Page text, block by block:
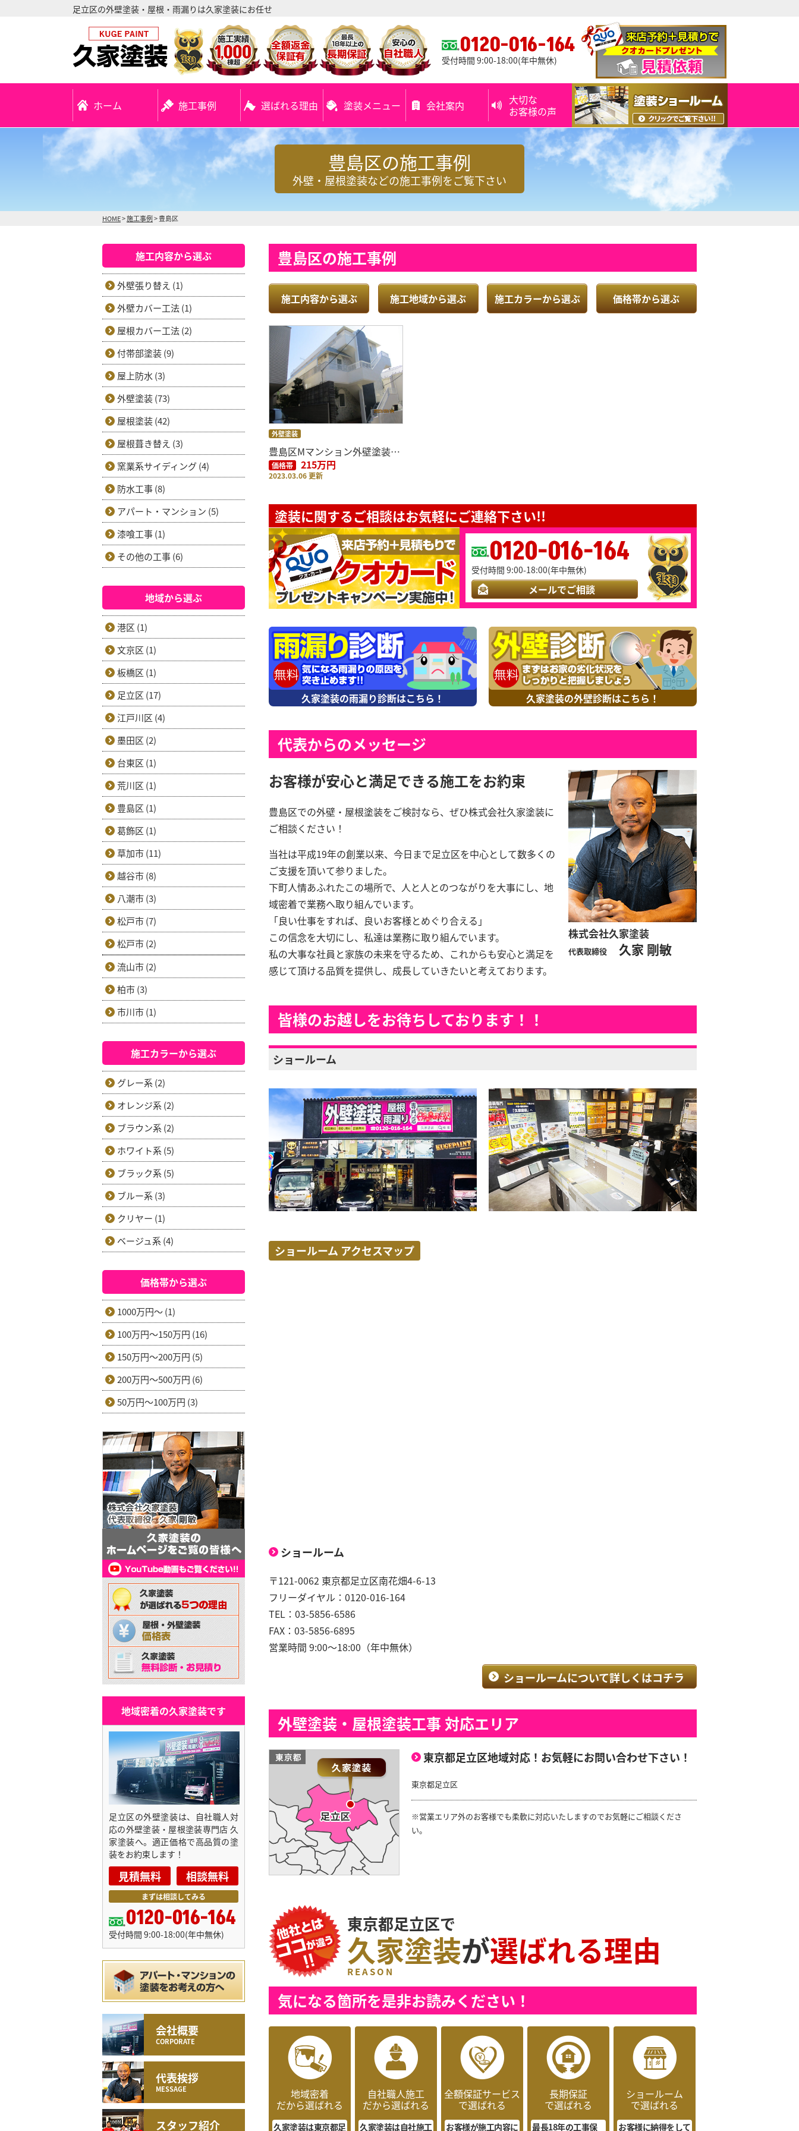
足立区の外壁塗装・屋根・雨漏りは久家塗装にお任せ
0120-016-164
受付時間 9:00-18:00(年中無休)
ホーム 施工事例 選ばれる理由 塗装メニュー 会社案内
大切な
お客様の声
豊島区の施工事例
外壁・屋根塗装などの施工事例をご覧下さい
HOME>施工事例>豊島区
豊島区の施工事例
施工内容から選ぶ 施工地域から選ぶ 施工カラーから選ぶ 価格帯から選ぶ
豊島区Mマンション外壁塗装工事
価格帯 215万円
2023.03.06 更新
外壁塗装
塗装に関するご相談はお気軽にご連絡下さい!!
0120-016-164
受付時間 9:00-18:00(年中無休)
メールでご相談
久家塗装の雨漏り診断はこちら！ 久家塗装の外壁診断はこちら！
代表からのメッセージ
株式会社久家塗装
代表取締役 久家 剛敏
お客様が安心と満足できる施工をお約束
豊島区での外壁・屋根塗装をご検討なら、ぜひ株式会社久家塗装に
ご相談ください！
当社は平成19年の創業以来、今日まで足立区を中心として数多くの
ご支援を頂いて参りました。
下町人情あふれたこの場所で、人と人とのつながりを大事にし、地
域密着で業務へ取り組んでいます。
「良い仕事をすれば、良いお客様とめぐり合える」
この信念を大切にし、私達は業務に取り組んでいます。
私の大事な社員と家族の未来を守るため、これからも安心と満足を
感じて頂ける品質を提供し、成長していきたいと考えております。
皆様のお越しをお待ちしております！！
ショールーム
ショールーム アクセスマップ
ショールーム
〒121-0062 東京都足立区南花畑4-6-13
フリーダイヤル：0120-016-164
TEL：03-5856-6586
FAX：03-5856-6895
営業時間 9:00～18:00（年中無休）
ショールームについて詳しくはコチラ
外壁塗装・屋根塗装工事 対応エリア
東京都足立区地域対応！お気軽にお問い合わせ下さい！
東京都足立区
※営業エリア外のお客様でも柔軟に対応いたしますのでお気軽にご相談くださ
い。
東京都足立区で
久家塗装が選ばれる理由
REASON
気になる箇所を是非お読みください！
地域密着
だから選ばれる
久家塗装は東京都足
自社職人施工
だから選ばれる
久家塗装は自社施工
全額保証サービス
で選ばれる
お客様が施工内容に
長期保証
で選ばれる
最長18年の工事保
ショールーム
で選ばれる
お客様に納得をして
施工内容から選ぶ
外壁張り替え (1)
外壁カバー工法 (1)
屋根カバー工法 (2)
付帯部塗装 (9)
屋上防水 (3)
外壁塗装 (73)
屋根塗装 (42)
屋根葺き替え (3)
窯業系サイディング (4)
防水工事 (8)
アパート・マンション (5)
漆喰工事 (1)
その他の工事 (6)
地域から選ぶ
港区 (1)
文京区 (1)
板橋区 (1)
足立区 (17)
江戸川区 (4)
墨田区 (2)
台東区 (1)
荒川区 (1)
豊島区 (1)
葛飾区 (1)
草加市 (11)
越谷市 (8)
八潮市 (3)
松戸市 (7)
松戸市 (2)
流山市 (2)
柏市 (3)
市川市 (1)
施工カラーから選ぶ
グレー系 (2)
オレンジ系 (2)
ブラウン系 (2)
ホワイト系 (5)
ブラック系 (5)
ブルー系 (3)
クリヤー (1)
ベージュ系 (4)
価格帯から選ぶ
1000万円～ (1)
100万円～150万円 (16)
150万円～200万円 (5)
200万円～500万円 (6)
50万円～100万円 (3)
地域密着の久家塗装です
足立区の外壁塗装は、自社職人対
応の外壁塗装・屋根塗装専門店 久
家塗装へ。適正価格で高品質の塗
装をお約束します！
見積無料 相談無料
まずは相談してみる
0120-016-164
受付時間 9:00-18:00(年中無休)
会社概要
CORPORATE
代表挨拶
MESSAGE
スタッフ紹介